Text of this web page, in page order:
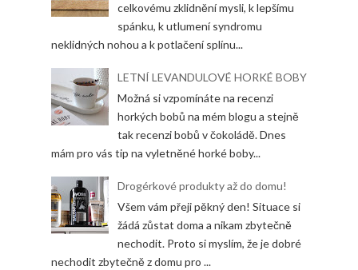
celkovému zklidnění mysli, k lepšímu
spánku, k utlumení syndromu
neklidných nohou a k potlačení splínu...
LETNÍ LEVANDULOVÉ HORKÉ BOBY
Možná si vzpomínáte na recenzi
horkých bobů na mém blogu a stejně
tak recenzi bobů v čokoládě. Dnes
mám pro vás tip na vyletněné horké boby...
Drogérkové produkty až do domu!
Všem vám přeji pěkný den! Situace si
žádá zůstat doma a nikam zbytečně
nechodit. Proto si myslím, že je dobré
nechodit zbytečně z domu pro ...